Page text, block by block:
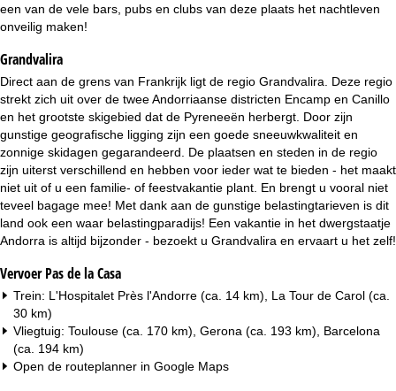
n
a
een van de vele bars, pubs en clubs van deze plaats het nachtleven
onveilig maken!
Grandvalira
Direct aan de grens van Frankrijk ligt de regio Grandvalira. Deze regio
strekt zich uit over de twee Andorriaanse districten Encamp en Canillo
en het grootste skigebied dat de Pyreneeën herbergt. Door zijn
gunstige geografische ligging zijn een goede sneeuwkwaliteit en
zonnige skidagen gegarandeerd. De plaatsen en steden in de regio
zijn uiterst verschillend en hebben voor ieder wat te bieden - het maakt
niet uit of u een familie- of feestvakantie plant. En brengt u vooral niet
teveel bagage mee! Met dank aan de gunstige belastingtarieven is dit
land ook een waar belastingparadijs! Een vakantie in het dwergstaatje
Andorra is altijd bijzonder - bezoekt u Grandvalira en ervaart u het zelf!
Vervoer Pas de la Casa
Trein: L'Hospitalet Près l'Andorre (ca. 14 km), La Tour de Carol (ca.
30 km)
Vliegtuig: Toulouse (ca. 170 km), Gerona (ca. 193 km), Barcelona
(ca. 194 km)
Open de routeplanner in Google Maps